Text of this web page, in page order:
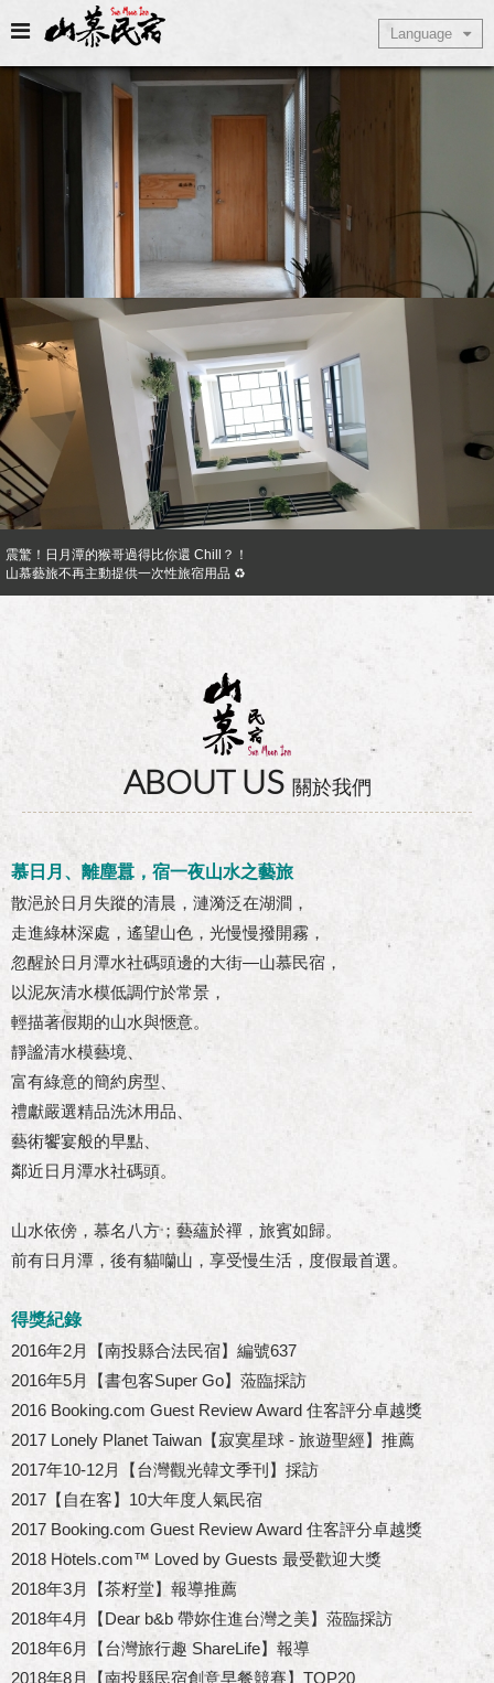
Language
Select Language
震驚！日月潭的猴哥過得比你還 Chill？！
山慕藝旅不再主動提供一次性旅宿用品 ♻︎
日月潭山慕民宿超挺你，官網訂房獨享優惠專案！！ Preferential Program that you
ABOUT US 關於我們
慕日月、離塵囂，宿一夜山水之藝旅
散浥於日月失蹤的清晨，漣漪泛在湖澗，
走進綠林深處，遙望山色，光慢慢撥開霧，
忽醒於日月潭水社碼頭邊的大街—山慕民宿，
以泥灰清水模低調佇於常景，
輕描著假期的山水與愜意。
靜謐清水模藝境、
富有綠意的簡約房型、
禮獻嚴選精品洗沐用品、
藝術饗宴般的早點、
鄰近日月潭水社碼頭。
山水依傍，慕名八方；藝蘊於禪，旅賓如歸。
前有日月潭，後有貓囒山，享受慢生活，度假最首選。
得獎紀錄
2016年2月【南投縣合法民宿】編號637
2016年5月【書包客Super Go】蒞臨採訪
2016 Booking.com Guest Review Award 住客評分卓越獎
2017 Lonely Planet Taiwan【寂寞星球 - 旅遊聖經】推薦
2017年10-12月【台灣觀光韓文季刊】採訪
2017【自在客】10大年度人氣民宿
2017 Booking.com Guest Review Award 住客評分卓越獎
2018 Hotels.com™ Loved by Guests 最受歡迎大獎
2018年3月【茶籽堂】報導推薦
2018年4月【Dear b&b 帶妳住進台灣之美】蒞臨採訪
2018年6月【台灣旅行趣 ShareLife】報導
2018年8月【南投縣民宿創意早餐競賽】TOP20